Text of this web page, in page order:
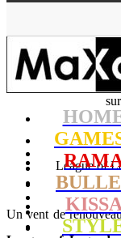
KISSA
-
sur
League of
Un vent de